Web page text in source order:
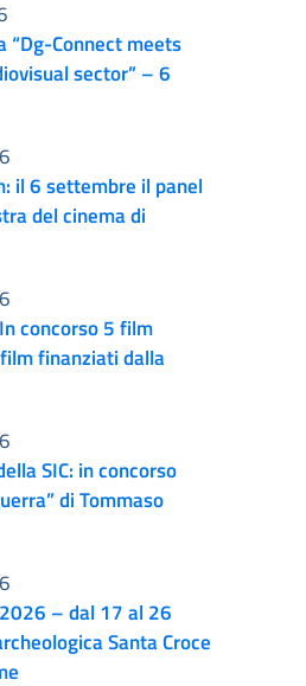
“Dg-Connect meets
sector” – 6
il 6 settembre il panel
del cinema di
concorso 5 film
finanziati dalla
SIC: in concorso
di Tommaso
– dal 17 al 26
Santa Croce